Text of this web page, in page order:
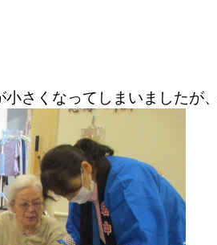
さくなってしまいましたが